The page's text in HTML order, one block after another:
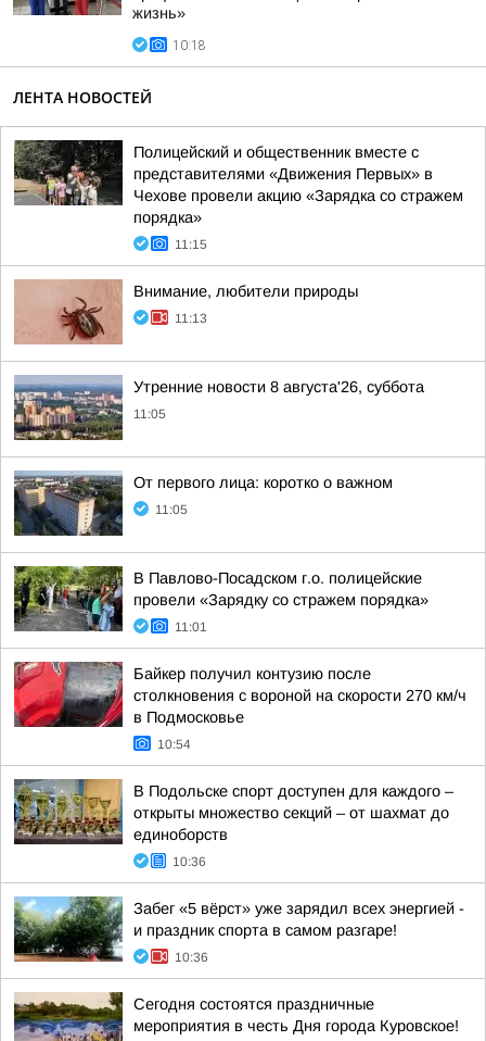
жизнь»
10:18
ЛЕНТА НОВОСТЕЙ
Полицейский и общественник вместе с
представителями «Движения Первых» в
Чехове провели акцию «Зарядка со стражем
порядка»
11:15
Внимание, любители природы
11:13
Утренние новости 8 августа'26, суббота
11:05
От первого лица: коротко о важном
11:05
В Павлово-Посадском г.о. полицейские
провели «Зарядку со стражем порядка»
11:01
Байкер получил контузию после
столкновения с вороной на скорости 270 км/ч
в Подмосковье
10:54
В Подольске спорт доступен для каждого –
открыты множество секций – от шахмат до
единоборств
10:36
Забег «5 вёрст» уже зарядил всех энергией -
и праздник спорта в самом разгаре!
10:36
Сегодня состоятся праздничные
мероприятия в честь Дня города Куровское!